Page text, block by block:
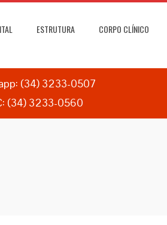
ESTRUTURA CORPO CLÍNICO
(34) 3233-0507
(34) 3233-0560